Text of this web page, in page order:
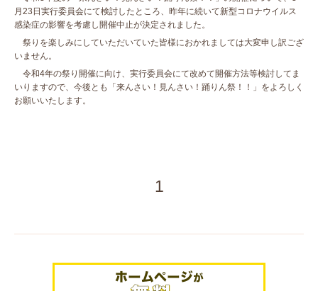
月23日実行委員会にて検討したところ、昨年に続いて新型コロナウイルス
感染症の影響を考慮し開催中止が決定されました。
祭りを楽しみにしていただいていた皆様におかれましては大変申し訳ござ
いません。
令和4年の祭り開催に向け、実行委員会にて改めて開催方法等検討してま
いりますので、今後とも「来んさい！見んさい！踊りん祭！！」をよろしく
お願いいたします。
1